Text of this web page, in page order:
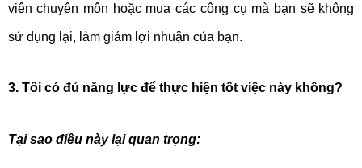
viên chuyên môn hoặc mua các công cụ mà bạn sẽ không
sử dụng lại, làm giảm lợi nhuận của bạn.
3. Tôi có đủ năng lực để thực hiện tốt việc này không?
Tại sao điều này lại quan trọng: